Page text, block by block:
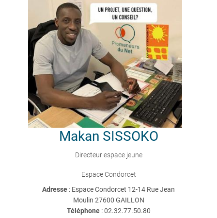
Makan SISSOKO
Directeur espace jeune
Espace Condorcet
Adresse : Espace Condorcet 12-14 Rue Jean
Moulin 27600 GAILLON
Téléphone:02.32.77.50.80